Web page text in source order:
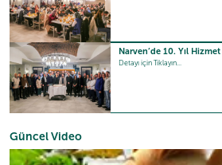
Narven’de 10. Yıl
Detayı için Tıklayın...
Güncel Video